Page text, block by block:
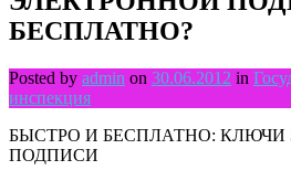
БЕСПЛАТНО?
Posted by admin on 30.06.2012 in
инспекция
БЫСТРО И БЕСПЛАТНО: КЛЮЧИ
ПОДПИСИ